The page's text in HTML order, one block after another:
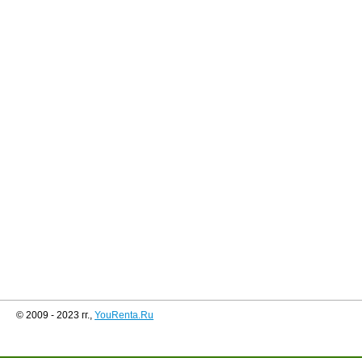
© 2009 - 2023 гг., YouRenta.Ru